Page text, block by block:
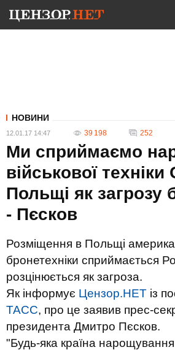
НОВИНИ
12.01.17 14:47 39 198 252
Ми сприймаємо
військової
Польщі як загрозу
- Пєсков
Розміщення в Польщі
бронетехніки сприймається
розцінюється як загроза.
Як інформує Цензор.НЕТ із
ТАСС, про це заявив прес-
президента Дмитро Пєсков.
"Будь-яка країна нарощування